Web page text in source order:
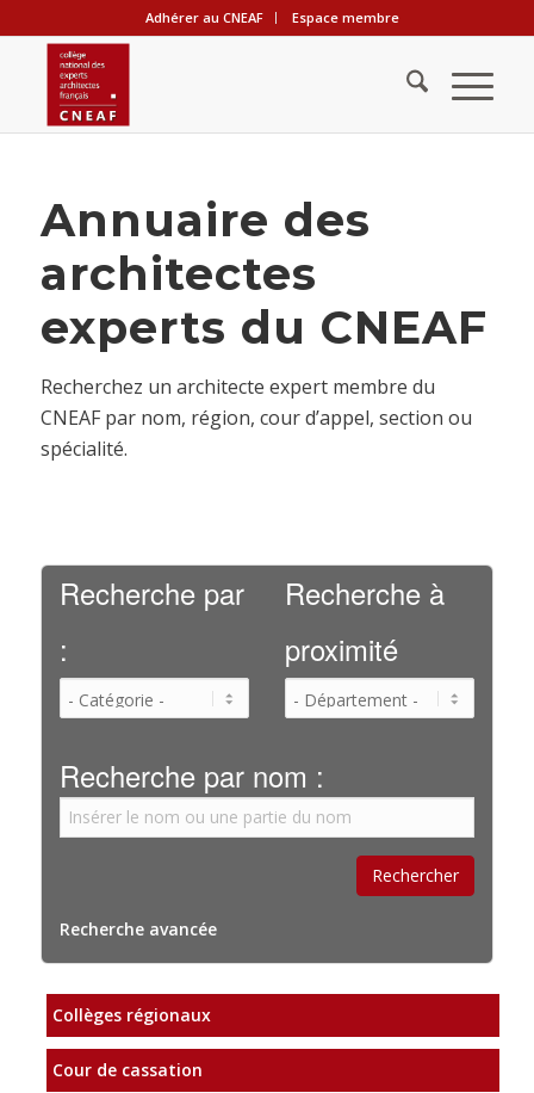
Adhérer au CNEAF Espace membre
Annuaire des
architectes
experts du CNEAF
Recherchez un architecte expert membre du
CNEAF par nom, région, cour d’appel, section ou
spécialité.
Recherche par
:
Recherche à
proximité
Recherche par nom :
Recherche avancée
Collèges régionaux
Cour de cassation